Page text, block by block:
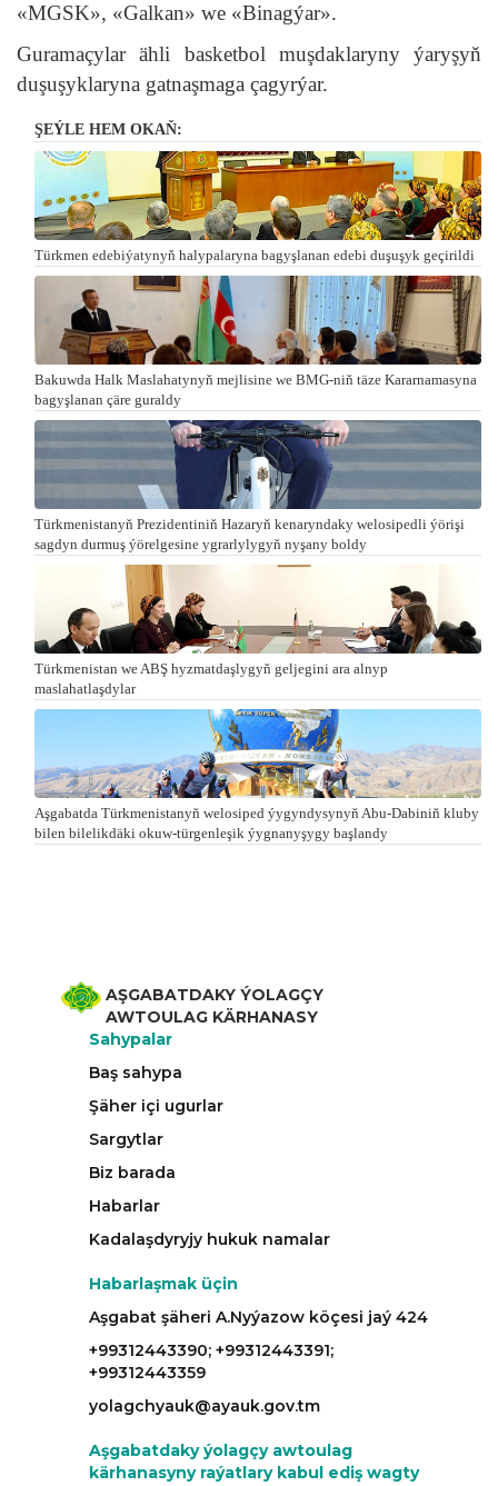
«MGSK», «Galkan» we «Binagýar».
Guramaçylar ähli basketbol muşdaklaryny ýaryşyň
duşuşyklaryna gatnaşmaga çagyrýar.
ŞEÝLE HEM OKAŇ:
Türkmen edebiýatynyň halypalaryna bagyşlanan edebi duşuşyk geçirildi
Bakuwda Halk Maslahatynyň mejlisine we BMG-niň täze Kararnamasyna
bagyşlanan çäre guraldy
Türkmenistanyň Prezidentiniň Hazaryň kenaryndaky welosipedli ýörişi
sagdyn durmuş ýörelgesine ygrarlylygyň nyşany boldy
Türkmenistan we ABŞ hyzmatdaşlygyň geljegini ara alnyp
maslahatlaşdylar
Aşgabatda Türkmenistanyň welosiped ýygyndysynyň Abu-Dabiniň kluby
bilen bilelikdäki okuw-türgenleşik ýygnanyşygy başlandy
AŞGABATDAKY ÝOLAGÇY
AWTOULAG KÄRHANASY
Sahypalar
Baş sahypa
Şäher içi ugurlar
Sargytlar
Biz barada
Habarlar
Kadalaşdyryjy hukuk namalar
Habarlaşmak üçin
Aşgabat şäheri A.Nyýazow köçesi jaý 424
+99312443390; +99312443391;
+99312443359
yolagchyauk@ayauk.gov.tm
Aşgabatdaky ýolagçy awtoulag
kärhanasyny raýatlary kabul ediş wagty